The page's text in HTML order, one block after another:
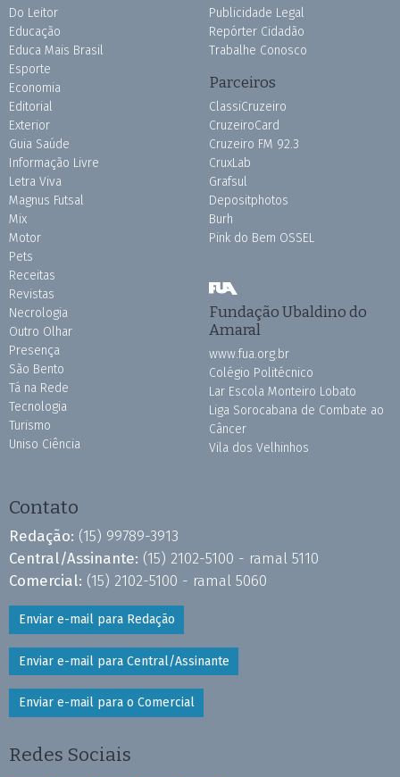
Do Leitor
Educação
Educa Mais Brasil
Esporte
Economia
Editorial
Exterior
Guia Saúde
Informação Livre
Letra Viva
Magnus Futsal
Mix
Motor
Pets
Receitas
Revistas
Necrologia
Outro Olhar
Presença
São Bento
Tá na Rede
Tecnologia
Turismo
Uniso Ciência
Publicidade Legal
Repórter Cidadão
Trabalhe Conosco
Parceiros
ClassiCruzeiro
CruzeiroCard
Cruzeiro FM 92.3
CruxLab
Grafsul
Depositphotos
Burh
Pink do Bem OSSEL
Fundação Ubaldino do
Amaral
www.fua.org.br
Colégio Politécnico
Lar Escola Monteiro Lobato
Liga Sorocabana de Combate ao
Câncer
Vila dos Velhinhos
Contato
Redação: (15) 99789-3913
Central/Assinante: (15) 2102-5100 - ramal 5110
Comercial: (15) 2102-5100 - ramal 5060
Enviar e-mail para Redação
Enviar e-mail para Central/Assinante
Enviar e-mail para o Comercial
Redes Sociais